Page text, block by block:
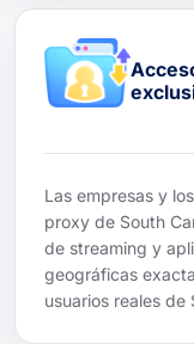
Las empresas y
proxy de South
de streaming y
geográficas
usuarios reales de